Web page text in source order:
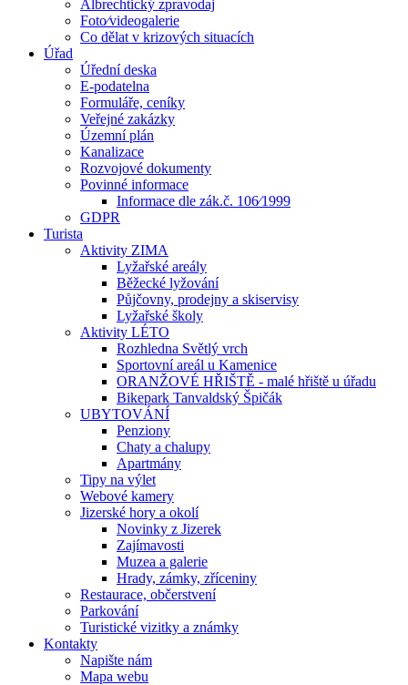
Albrechtický zpravodaj
Foto⁄videogalerie
Co dělat v krizových situacích
Úřad
Úřední deska
E-podatelna
Formuláře, ceníky
Veřejné zakázky
Územní plán
Kanalizace
Rozvojové dokumenty
Povinné informace
Informace dle zák.č. 106⁄1999
GDPR
Turista
Aktivity ZIMA
Lyžařské areály
Běžecké lyžování
Půjčovny, prodejny a skiservisy
Lyžařské školy
Aktivity LÉTO
Rozhledna Světlý vrch
Sportovní areál u Kamenice
ORANŽOVÉ HŘIŠTĚ - malé hřiště u úřadu
Bikepark Tanvaldský Špičák
UBYTOVÁNÍ
Penziony
Chaty a chalupy
Apartmány
Tipy na výlet
Webové kamery
Jizerské hory a okolí
Novinky z Jizerek
Zajímavosti
Muzea a galerie
Hrady, zámky, zříceniny
Restaurace, občerstvení
Parkování
Turistické vizitky a známky
Kontakty
Napište nám
Mapa webu